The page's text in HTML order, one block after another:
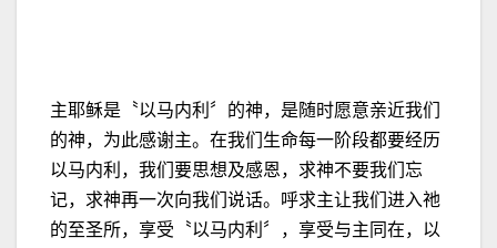
主耶稣是〝以马内利〞的神，是随时愿意亲近我们
的神，为此感谢主。在我们生命每一阶段都要经历
以马内利，我们要思想及感恩，求神不要我们忘
记，求神再一次向我们说话。呼求主让我们进入祂
的至圣所，享受〝以马内利〞，享受与主同在，以